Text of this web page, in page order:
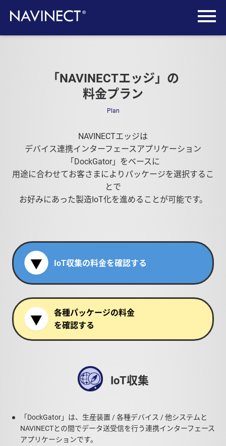
「NAVINECTエッジ」の
料金プラン
Plan
NAVINECTエッジは
デバイス連携インターフェースアプリケーション
「DockGator」をベースに
用途に合わせてお客さまによりパッケージを選択するこ
とで
お好みにあった製造IoT化を進めることが可能です。
IoT収集の料金を確認する
各種パッケージの料金
を確認する
IoT収集
「DockGator」は、生産装置 / 各種デバイス / 他システムと
NAVINECTとの間でデータ送受信を行う連携インターフェース
アプリケーションです。